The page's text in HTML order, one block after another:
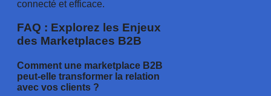
connecté et efficace.
FAQ : Explorez les Enjeux
des Marketplaces B2B
Comment une marketplace B2B
peut-elle transformer la relation
avec vos clients ?